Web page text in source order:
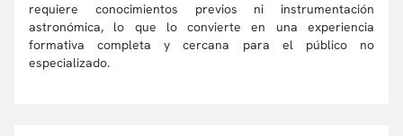
requiere conocimientos previos ni instrumentación
astronómica, lo que lo convierte en una experiencia
formativa completa y cercana para el público no
especializado.